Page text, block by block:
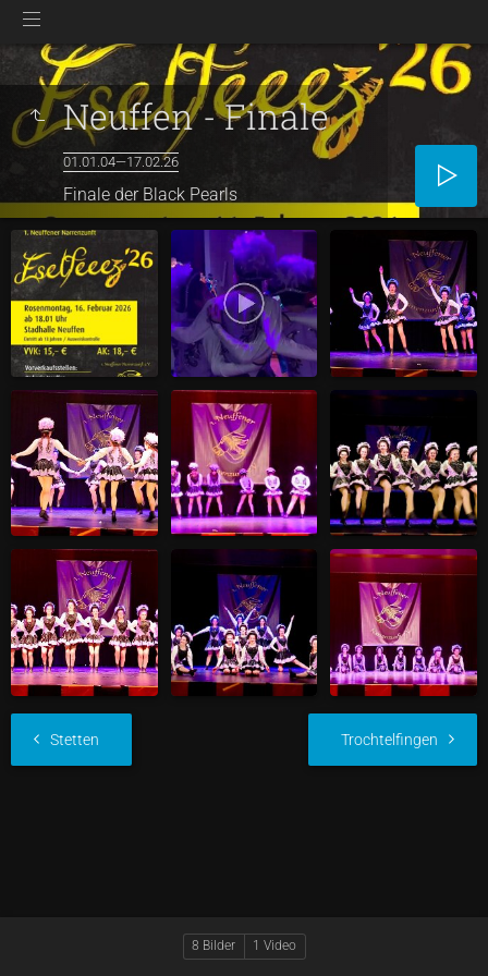
Neuffen - Finale
01.01.04—17.02.26
Finale der Black Pearls
Stetten Trochtelfingen
8 Bilder 1 Video